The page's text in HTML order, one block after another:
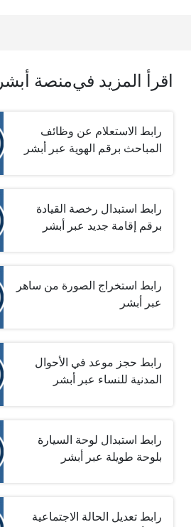
اقرأ المزيد فيمنصة أبشر
رابط الاستعلام عن وظائف
المباحث برقم الهوية عبر أبشر
رابط استبدال رخصة القيادة
برقم إقامة جديد عبر أبشر
رابط استخراج الصورة من ساهر
عبر أبشر
رابط حجز موعد في الأحوال
المدنية للنساء عبر أبشر
رابط استبدال لوحة السيارة
بلوحة طويلة عبر أبشر
رابط تعديل الحالة الاجتماعية